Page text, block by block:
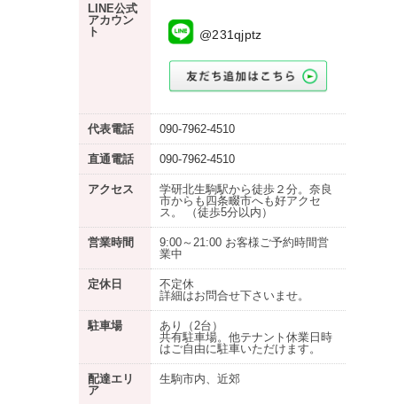
LINE公式
アカウン
ト
@231qjptz
代表電話 090-7962-4510
直通電話 090-7962-4510
アクセス
学研北生駒駅から徒歩２分。奈良
市からも四条畷市へも好アクセ
ス。 （徒歩5分以内）
営業時間
9:00～21:00 お客様ご予約時間営
業中
定休日
不定休
詳細はお問合せ下さいませ。
駐車場 あり
（2台）
共有駐車場。他テナント休業日時
はご自由に駐車いただけます。
配達エリ
ア
生駒市内、近郊